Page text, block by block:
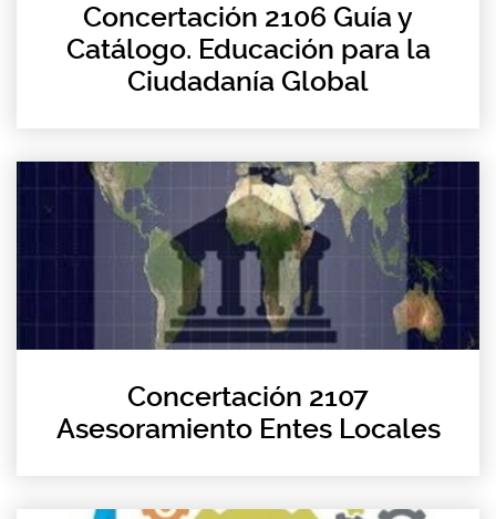
Concertación 2106 Guía y
Catálogo. Educación para la
Ciudadanía Global
Concertación 2107
Asesoramiento Entes Locales